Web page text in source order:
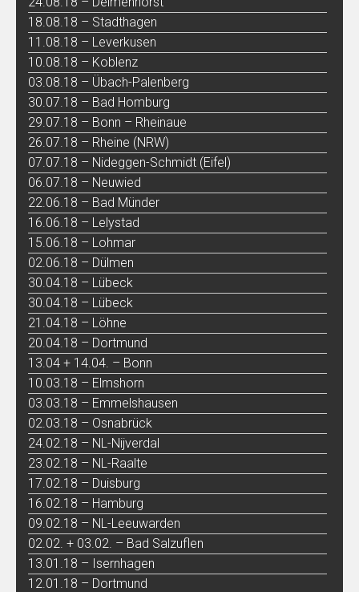
18.08.18 – Stadthagen
11.08.18 – Leverkusen
10.08.18 – Koblenz
03.08.18 – Übach-Palenberg
30.07.18 – Bad Homburg
29.07.18 – Bonn – Rheinaue
26.07.18 – Rheine (NRW)
07.07.18 – Nideggen-Schmidt (Eifel)
06.07.18 – Neuwied
22.06.18 – Bad Münder
16.06.18 – Lelystad
15.06.18 – Lohmar
02.06.18 – Dülmen
30.04.18 – Lübeck
30.04.18 – Lübeck
21.04.18 – Löhne
20.04.18 – Dortmund
13.04 + 14.04. – Bonn
10.03.18 – Elmshorn
03.03.18 – Emmelshausen
02.03.18 – Osnabrück
24.02.18 – NL-Nijverdal
23.02.18 – NL-Raalte
17.02.18 – Duisburg
16.02.18 – Hamburg
09.02.18 – NL-Leeuwarden
02.02. + 03.02. – Bad Salzuflen
13.01.18 – Isernhagen
12.01.18 – Dortmund